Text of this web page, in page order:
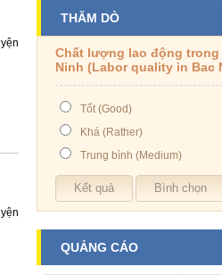
THĂM DÒ
Chất lượng lao động trong
Ninh (Labor quality in Bac
Tốt (Good)
Khá (Rather)
Trung bình (Medium)
QUẢNG CÁO